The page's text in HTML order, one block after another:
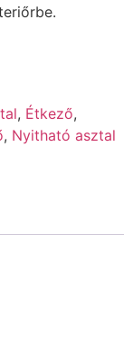
, Étkező,
, Nyitható asztal